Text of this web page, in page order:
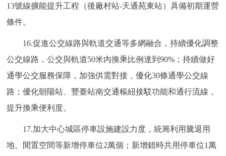
13號線擴能提升工程（後廠村站-天通苑東站）具備初期運營
條件。
16.促進公交線路與軌道交通等多網融合，持續優化調整
公交線路，公交與軌道50米內換乘比例達到90%；持續做好
通學公交服務保障，加強供需對接，優化30條通學公交線
路；優化朝陽站、豐臺站南交通樞紐接駁功能和通行流線，
提升換乘便利度。
17.加大中心城區停車設施建設力度，統籌利用騰退用
地、閒置空間等新增停車位2萬個；新增錯時共用停車位1萬